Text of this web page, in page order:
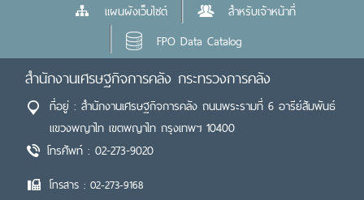
แผนผังเว็บไซต์
สำหรับเจ้าหน้าที่
FPO Data Catalog
สำนักงานเศรษฐกิจการคลัง กระทรวงการคลัง
ที่อยู่ : สำนักงานเศรษฐกิจการคลัง ถนนพระรามที่ 6 อารีย์สัมพันธ์
แขวงพญาไท เขตพญาไท กรุงเทพฯ 10400
โทรศัพท์ : 02-273-9020
โทรสาร : 02-273-9168